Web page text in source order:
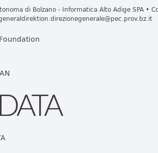
di Bolzano - Informatica Alto Adige SPA •